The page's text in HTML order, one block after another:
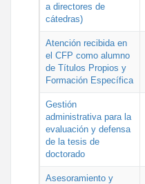
a directores de
cátedras)
Atención recibida en
el CFP como alumno
de Títulos Propios y
Formación Específica
Gestión
administrativa para la
evaluación y defensa
de la tesis de
doctorado
Asesoramiento y